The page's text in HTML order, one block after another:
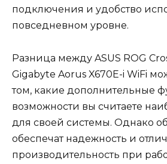
подключения и удобство
повседневном уровне.
Разница между ASUS ROG
Gigabyte Aorus X670E-i WiFi
том, какие дополнительные
возможности вы считаете
для своей системы. Однако
обеспечат надежность и
производительность при